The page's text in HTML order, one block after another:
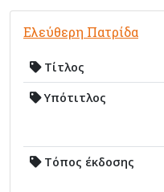
Ελεύθερη Πατρίδα
Τίτλος
Υπότιτλος
Τόπος έκδοσης